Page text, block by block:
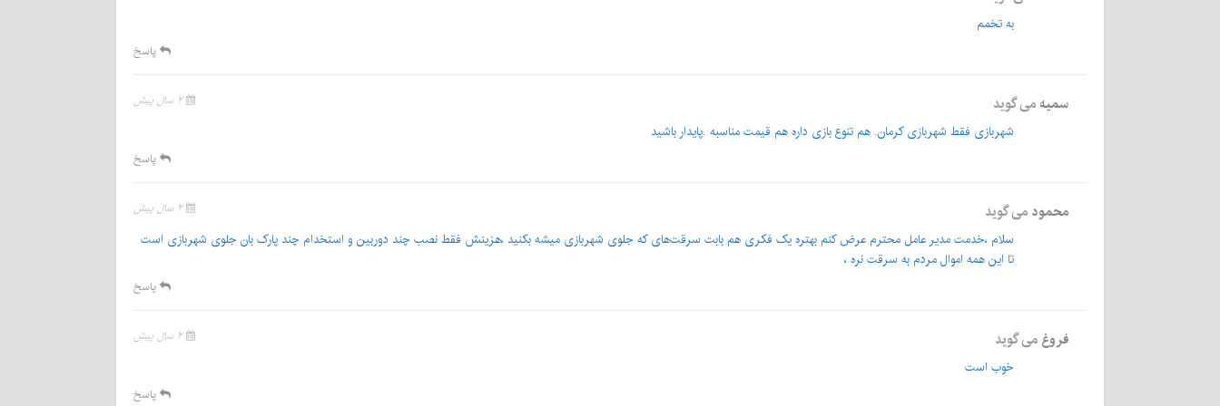
به تخمم
پاسخ
سمیه می گوید ۲ سال پیش
شهربازی فقط شهربازی کرمان. هم تنوع بازی داره هم قیمت مناسبه .‌پایدار باشید
پاسخ
محمود می گوید ۲ سال پیش
سلام ،خدمت مدیر عامل محترم عرض کنم بهتره یک فکری هم بابت سرقت‌های که جلوی شهربازی میشه بکنید ،هزینش فقط نصب چند دوربین و استخدام چند پارک بان جلوی شهربازی است
تا این همه اموال مردم به سرقت نره ،
پاسخ
فروغ می گوید ۲ سال پیش
خوب است
پاسخ